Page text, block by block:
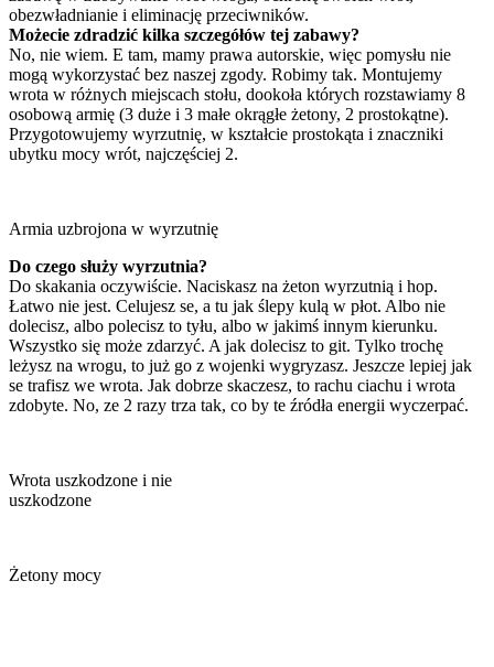
obezwładnianie i eliminację przeciwników.
Możecie zdradzić kilka szczegółów tej zabawy?
No, nie wiem. E tam, mamy prawa autorskie, więc pomysłu nie
mogą wykorzystać bez naszej zgody. Robimy tak. Montujemy
wrota w różnych miejscach stołu, dookoła których rozstawiamy 8
osobową armię (3 duże i 3 małe okrągłe żetony, 2 prostokątne).
Przygotowujemy wyrzutnię, w kształcie prostokąta i znaczniki
ubytku mocy wrót, najczęściej 2.
Armia uzbrojona w wyrzutnię
Do czego służy wyrzutnia?
Do skakania oczywiście. Naciskasz na żeton wyrzutnią i hop.
Łatwo nie jest. Celujesz se, a tu jak ślepy kulą w płot. Albo nie
dolecisz, albo polecisz to tyłu, albo w jakimś innym kierunku.
Wszystko się może zdarzyć. A jak dolecisz to git. Tylko trochę
leżysz na wrogu, to już go z wojenki wygryzasz. Jeszcze lepiej jak
se trafisz we wrota. Jak dobrze skaczesz, to rachu ciachu i wrota
zdobyte. No, ze 2 razy trza tak, co by te źródła energii wyczerpać.
Wrota uszkodzone i nie
uszkodzone
Żetony mocy